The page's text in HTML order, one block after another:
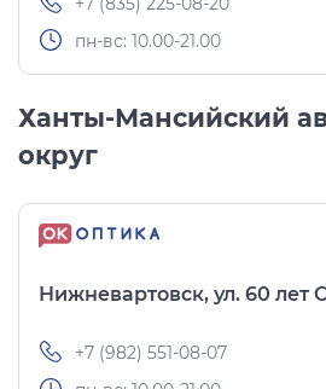
пн-вс: 10.00-21.00
Ханты-Мансийский
округ
Нижневартовск, ул. 60 лет
+7 (982) 551-08-07